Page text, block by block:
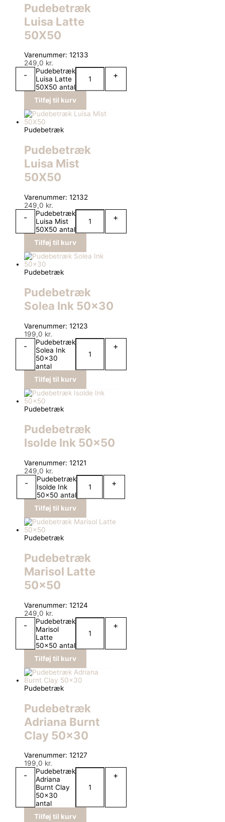
Pudebetræk
Luisa Latte
50X50
Varenummer: 12133
249,0 kr.
-
Pudebetræk
Luisa Latte
50X50 antal
+
Tilføj til kurv
Pudebetræk
Pudebetræk
Luisa Mist
50X50
Varenummer: 12132
249,0 kr.
-
Pudebetræk
Luisa Mist
50X50 antal
+
Tilføj til kurv
Pudebetræk
Pudebetræk
Solea Ink 50×30
Varenummer: 12123
199,0 kr.
-
Pudebetræk
Solea Ink
50x30
antal
+
Tilføj til kurv
Pudebetræk
Pudebetræk
Isolde Ink 50×50
Varenummer: 12121
249,0 kr.
-
Pudebetræk
Isolde Ink
50x50 antal
+
Tilføj til kurv
Pudebetræk
Pudebetræk
Marisol Latte
50×50
Varenummer: 12124
249,0 kr.
-
Pudebetræk
Marisol
Latte
50x50 antal
+
Tilføj til kurv
Pudebetræk
Pudebetræk
Adriana Burnt
Clay 50×30
Varenummer: 12127
199,0 kr.
-
Pudebetræk
Adriana
Burnt Clay
50x30
antal
+
Tilføj til kurv